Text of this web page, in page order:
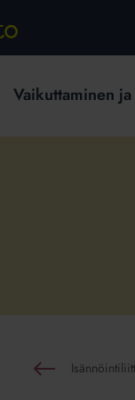
Vaikuttaminen
Takaisin